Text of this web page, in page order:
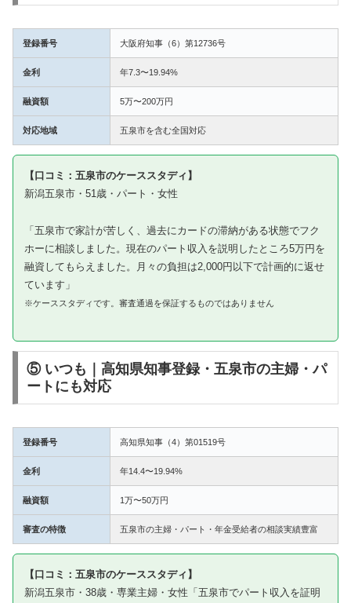
登録番号 大阪府知事（6）第12736号
金利 年7.3〜19.94%
融資額 5万〜200万円
対応地域 五泉市を含む全国対応
【口コミ：五泉市のケーススタディ】
新潟五泉市・51歳・パート・女性
「五泉市で家計が苦しく、過去にカードの滞納がある状態でフク
ホーに相談しました。現在のパート収入を説明したところ5万円を
融資してもらえました。月々の負担は2,000円以下で計画的に返せ
ています」
※ケーススタディです。審査通過を保証するものではありません
⑤ いつも｜高知県知事登録・五泉市の主婦・パ
ートにも対応
登録番号 高知県知事（4）第01519号
金利 年14.4〜19.94%
融資額 1万〜50万円
審査の特徴 五泉市の主婦・パート・年金受給者の相談実績豊富
【口コミ：五泉市のケーススタディ】
新潟五泉市・38歳・専業主婦・女性「五泉市でパート収入を証明